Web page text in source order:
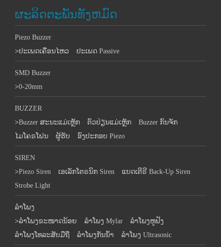
ຜະລິດຕະພັນທັງຫມົດ
Piezo Buzzer
>ປະເພດເຄື່ອນໄຫວ ປະເພດ Passive
SMD Buzzer
>0-20mm
BUZZER
>Buzzer ສະນະແມ່ເຫຼັກ ຕົວປ່ຽນແມ່ເຫຼັກ
Buzzer ກົນຈັກ
ໄມໂຄຣໂຟນ
ຜູ້ຮັບ ອົງປະກອບ Piezo
SIREN
>Piezo Siren ເອເລັກໂຕຣນິກ Siren
ແບດເຕີຣີ Back-Up Siren
Strobe Light
ລໍາໂພງ
>ລຳໂພງຂະໜາດນ້ອຍ ລຳໂພງ Mylar
ລຳໂພງຫູຟັງ
ລໍາໂພງໂທລະສັບມືຖື
ລຳໂພງກັນນ້ຳ ລຳໂພງ Ultrasonic